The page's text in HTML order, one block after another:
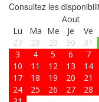
Consultez les
Aout
Lu
Ma Me Je Ve
27
28 29 30 31
3
4 5 6 7
10
11 12 13 14
17
18 19 20 21
24
25 26 27 28